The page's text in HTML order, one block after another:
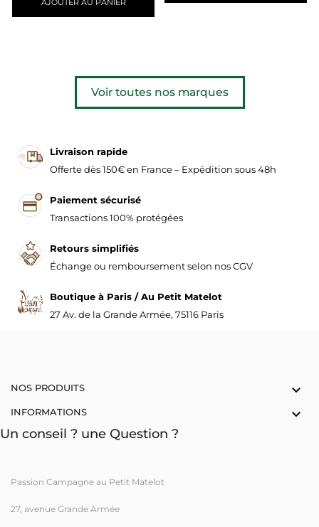
AJOUTER AU PANIER
Voir toutes nos marques
Livraison rapide
Offerte dès 150€ en France – Expédition sous 48h
Paiement sécurisé
Transactions 100% protégées
Retours simplifiés
Échange ou remboursement selon nos CGV
Boutique à Paris / Au Petit Matelot
27 Av. de la Grande Armée, 75116 Paris
NOS PRODUITS 
INFORMATIONS 
Un conseil ? une Question ?
Passion Campagne au Petit Matelot
27, avenue Grande Armée